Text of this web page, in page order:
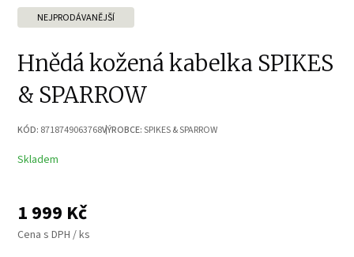
NEJPRODÁVANĚJŠÍ
Hnědá kožená kabelka SPIKES
& SPARROW
KÓD: 8718749063768VÝROBCE: SPIKES & SPARROW
Skladem
1 999 Kč
Cena s DPH / ks